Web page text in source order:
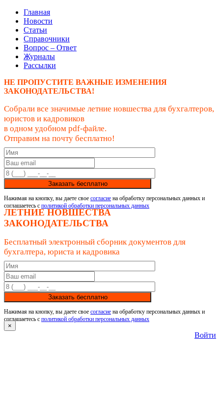
Главная
Новости
Статьи
Справочники
Вопрос – Ответ
Журналы
Рассылки
НЕ ПРОПУСТИТЕ ВАЖНЫЕ ИЗМЕНЕНИЯ
ЗАКОНОДАТЕЛЬСТВА!
Собрали все значимые летние новшества для бухгалтеров,
юристов и кадровиков
в одном удобном pdf-файле.
Отправим на почту бесплатно!
Заказать бесплатно
Нажимая на кнопку, вы даете свое согласие на обработку персональных данных и
соглашаетесь с политикой обработки персональных данных
ЛЕТНИЕ НОВШЕСТВА
ЗАКОНОДАТЕЛЬСТВА
Бесплатный электронный сборник документов для
бухгалтера, юриста и кадровика
Заказать бесплатно
Нажимая на кнопку, вы даете свое согласие на обработку персональных данных и
соглашаетесь с политикой обработки персональных данных
×
Войти